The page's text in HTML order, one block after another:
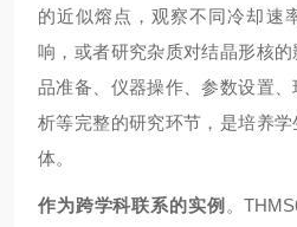
的近似熔点，观察不同冷却速
响，或者研究杂质对结晶形核
品准备、仪器操作、参数设置
析等完整的研究环节，是培养
体。
作为跨学科联系的实例 。